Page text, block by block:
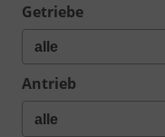
Getriebe
Antrieb